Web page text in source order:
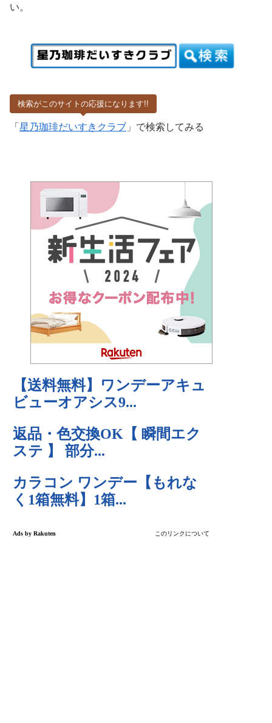
い。
検索がこのサイトの応援になります!!
「 星乃珈琲だいすきクラブ 」で検索してみる